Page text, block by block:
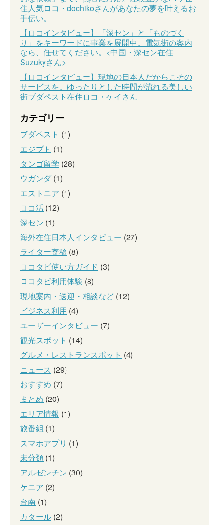
住人気ロコ・dochikoさんがあなたの夢を叶えるお
手伝い。
【ロコインタビュー】「深セン」と「ものづく
り」をキーワードに事業を展開中。電気街の案内
なら、任せてください。<中国・深セン在住
Suzukyさん>
【ロコインタビュー】現地の日本人だからこその
サービスを。ゆったりとした時間が流れる美しい
街ブダペスト在住ロコ・ケイさん
カテゴリー
ブダペスト (1)
エジプト (1)
タンゴ留学 (28)
ウガンダ(1)
エストニア (1)
ロコ活 (12)
深セン (1)
海外在住日本人インタビュー (27)
ライター寄稿 (8)
ロコタビ使い方ガイド (3)
ロコタビ利用体験 (8)
現地案内・送迎・相談など (12)
ビジネス利用 (4)
ユーザーインタビュー (7)
観光スポット (14)
グルメ・レストランスポット (4)
ニュース (29)
おすすめ (7)
まとめ (20)
エリア情報 (1)
旅番組 (1)
スマホアプリ (1)
未分類 (1)
アルゼンチン (30)
ケニア (2)
台南 (1)
カタール (2)